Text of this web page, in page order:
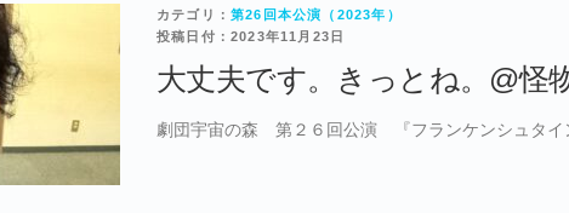
カテゴリ： 第26回本公演（2023年）
投稿日付：2023年11月23日
大丈夫です。きっとね。@怪
劇団宇宙の森 第２６回公演 『フランケンシュタイ